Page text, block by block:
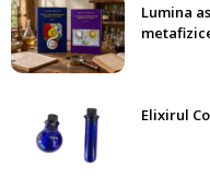
Lumina
Elixirul